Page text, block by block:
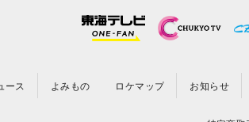
ース よみもの ロケマップ お知らせ